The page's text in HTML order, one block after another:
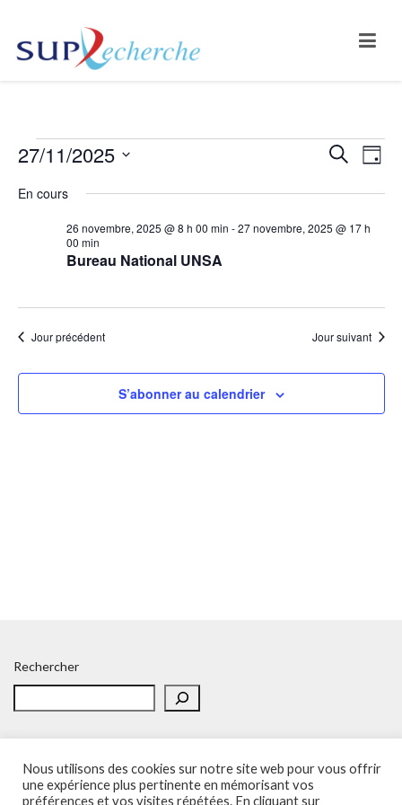
Évènements
for
novembre,
2025
et
Recherche
de
Jour
27/11/2025
une
En cours
Bureau National UNSA
26 novembre, 2025 @ 8 h 00 min -27 novembre, 2025 @ 17 h
00 min
Jour précédent Jour suivant
S’abonner au calendrier
Rechercher
Accueil Politique de confidentialité Adhésion Contacts
Nous utilisons des cookies sur notre site web pour vous offrir
une expérience plus pertinente en mémorisant vos
préférences et vos visites répétées. En cliquant sur